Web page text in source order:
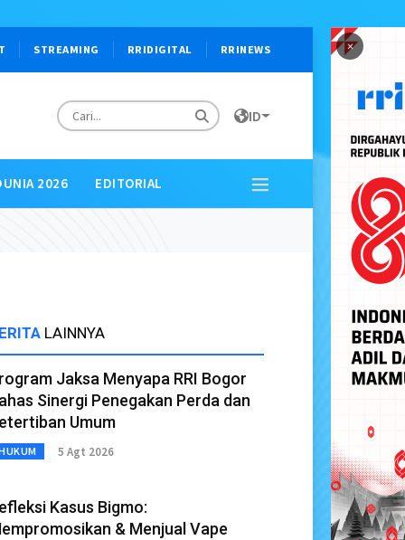
×
STREAMING RRIDIGITAL RRINEWS
ID
2026 EDITORIAL
LAINNYA
Jaksa Menyapa RRI Bogor
Sinergi Penegakan Perda dan
Umum
5 Agt 2026
Kasus Bigmo:
& Menjual Vape